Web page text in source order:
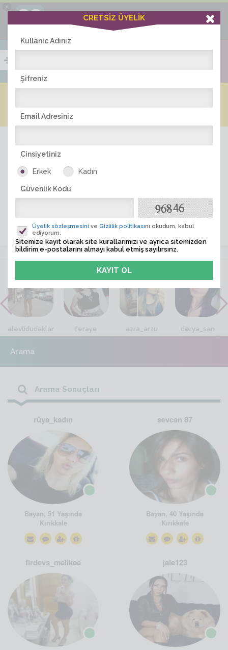
×
Ciddiask Uygulaması
+1 Hafta Gold Üyelik Kazan
Bedava - com.ciddi.ask
İNDİR
ÜYE ARA
VİTRİN
alevlidudaklar feraye azra_arzu derya_san
Arama
Arama Sonuçları
rüya_kadın
Bayan, 51 Yaşında
Kırıkkale
sevcan 87
Bayan, 40 Yaşında
Kırıkkale
firdevs_melikee jale123
CRETSİZ ÜYELİK
Kullanıc Adınız
Şifreniz
Email Adresiniz
Cinsiyetiniz
Erkek Kadın
Güvenlik Kodu
Üyelik sözleşmesini ve Gizlilik politikasını okudum, kabul
ediyorum.
Sitemize kayıt olarak site kurallarımızı ve ayrıca sitemizden
bildirim e-postalarını almayı kabul etmiş sayılırsınz.